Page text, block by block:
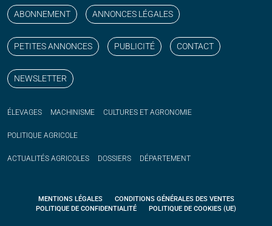
ABONNEMENT ANNONCES LÉGALES
PETITES ANNONCES PUBLICITÉ CONTACT
NEWSLETTER
ÉLEVAGES MACHINISME CULTURES ET AGRONOMIE
POLITIQUE AGRICOLE
ACTUALITÉS AGRICOLES DOSSIERS DÉPARTEMENT
MENTIONS LÉGALES
CONDITIONS GÉNÉRALES DES VENTES
POLITIQUE DE CONFIDENTIALITÉ
POLITIQUE DE COOKIES (UE)